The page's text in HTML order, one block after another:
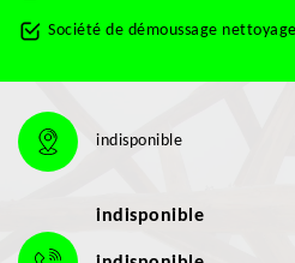
Société de démoussage
indisponible
indisponible